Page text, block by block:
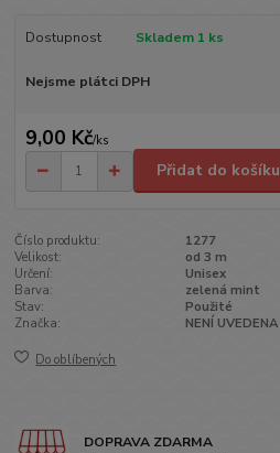
Dostupnost Skladem 1 ks
Nejsme plátci DPH
9,00 Kč/ks
Přidat do košíku
Číslo produktu:
1277
Velikost:
od 3 m
Určení:
Unisex
Barva:
zelená mint
Stav:
Použité
Značka:
NENÍ UVEDENA
Do oblíbených
DOPRAVA ZDARMA